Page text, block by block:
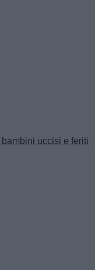
uccisi e feriti